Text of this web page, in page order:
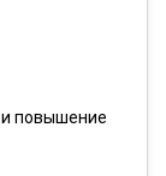
повышение